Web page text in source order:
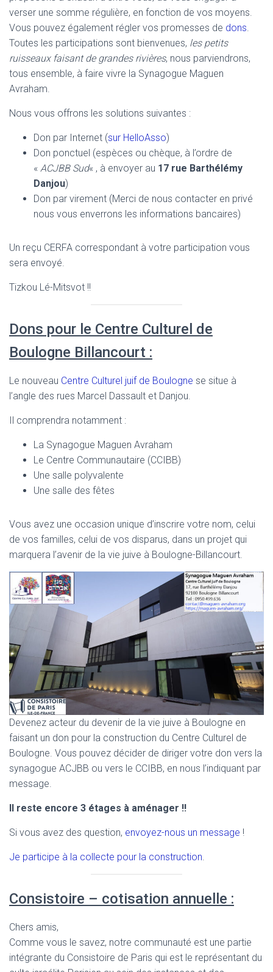
verser une somme régulière, en fonction de vos moyens.
Vous pouvez également régler vos promesses de dons
Toutes les participations sont bienvenues, les petits
ruisseaux faisant de grandes rivières, nous parviendrons,
tous ensemble, à faire vivre la Synagogue Maguen
Avraham.
Nous vous offrons les solutions suivantes :
Don par Internet (sur HelloAsso)
Don ponctuel (espèces ou chèque, à l’ordre de
« ACJBB Sud« , à envoyer au 17 rue Barthélémy
Danjou)
Don par virement (Merci de nous contacter en privé
nous vous enverrons les informations bancaires)
Un reçu CERFA correspondant à votre participation vous
sera envoyé.
Tizkou Lé-Mitsvot !!
Dons pour le Centre Culturel de
Boulogne Billancourt :
Le nouveau Centre Culturel juif de Boulogne se situe à
l’angle des rues Marcel Dassault et Danjou.
Il comprendra notamment :
La Synagogue Maguen Avraham
Le Centre Communautaire (CCIBB)
Une salle polyvalente
Une salle des fêtes
Vous avez une occasion unique d’inscrire votre nom, celui
de vos familles, celui de vos disparus, dans un projet qui
marquera l’avenir de la vie juive à Boulogne-Billancourt.
Devenez acteur du devenir de la vie juive à Boulogne en
faisant un don pour la construction du Centre Culturel de
Boulogne. Vous pouvez décider de diriger votre don vers la
synagogue ACJBB ou vers le CCIBB, en nous l’indiquant par
message.
Il reste encore 3 étages à aménager !!
Si vous avez des question, envoyez-nous un message !
Je participe à la collecte pour la construction
Consistoire – cotisation annuelle :
Chers amis,
Comme vous le savez, notre communauté est une partie
intégrante du Consistoire de Paris qui est le représentant du